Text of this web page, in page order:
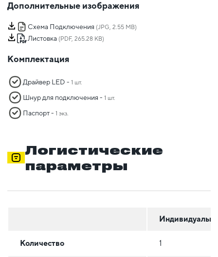
Дополнительные изображения
Схема Подключения (JPG, 2.55 MB)
Листовка (PDF, 265.28 KB)
Комплектация
Драйвер LED - 1 шт.
Шнур для подключения - 1 шт.
Паспорт - 1 экз.
Логистические
параметры
Количество 1